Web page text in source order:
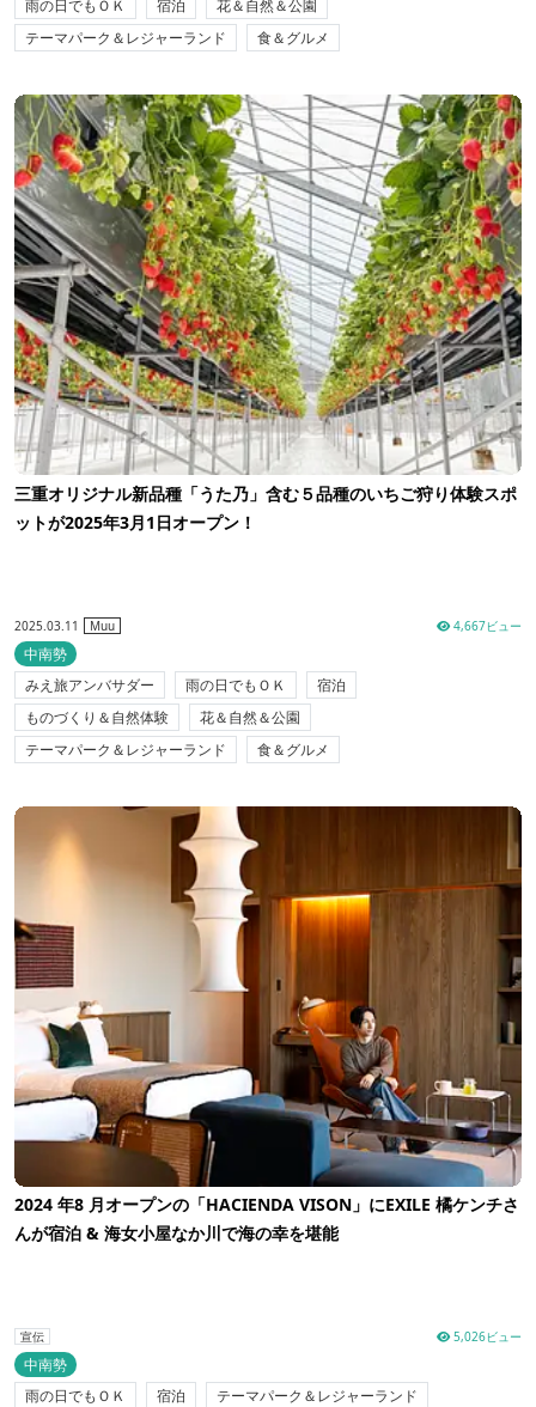
雨の日でもＯＫ 宿泊
花＆自然＆公園
テーマパーク＆レジャーランド
食＆グルメ
三重オリジナル新品種「うた乃」含む５品種のいちご狩り体験スポ
ットが2025年3月1日オープン！
2025.03.11 Muu 4,667ビュー
中南勢
みえ旅アンバサダー
雨の日でもＯＫ
宿泊
ものづくり＆自然体験
花＆自然＆公園
テーマパーク＆レジャーランド
食＆グルメ
2024 年8 月オープンの「HACIENDA VISON」にEXILE 橘ケンチさ
んが宿泊 & 海女小屋なか川で海の幸を堪能
宣伝 5,026ビュー
中南勢
雨の日でもＯＫ
宿泊
テーマパーク＆レジャーランド